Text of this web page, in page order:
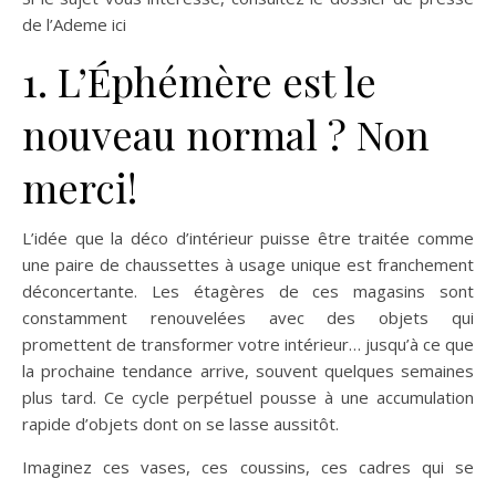
de l’Ademe ici
1. L’Éphémère est le
nouveau normal ? Non
merci!
L’idée que la déco d’intérieur puisse être traitée comme
une paire de chaussettes à usage unique est franchement
déconcertante. Les étagères de ces magasins sont
constamment renouvelées avec des objets qui
promettent de transformer votre intérieur… jusqu’à ce que
la prochaine tendance arrive, souvent quelques semaines
plus tard. Ce cycle perpétuel pousse à une accumulation
rapide d’objets dont on se lasse aussitôt.
Imaginez ces vases, ces coussins, ces cadres qui se